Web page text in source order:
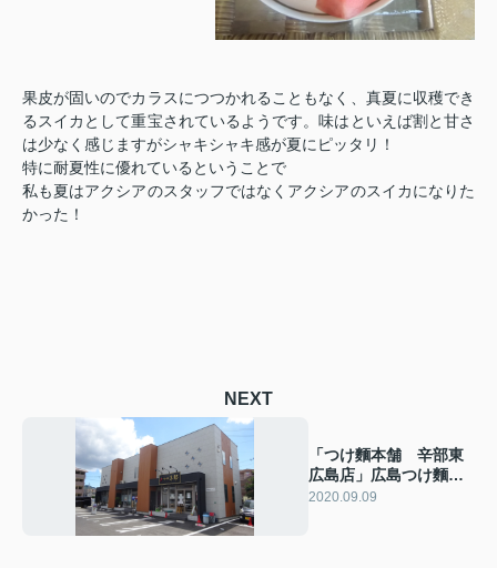
果皮が固いのでカラスにつつかれることもなく、真夏に収穫でき
るスイカとして重宝されているようです。味はといえば割と甘さ
は少なく感じますがシャキシャキ感が夏にピッタリ！
特に耐夏性に優れているということで
私も夏はアクシアのスタッフではなくアクシアのスイカになりた
かった！
NEXT
「つけ麵本舗 辛部東
広島店」広島つけ麵の
有名店、大坪モールに
2020.09.09